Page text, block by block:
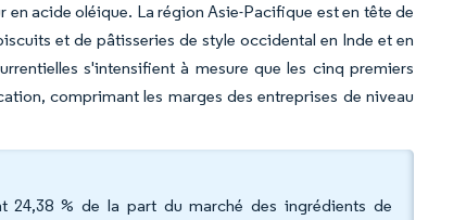
en acide oléique. La région Asie-Pacifique est en tête de
et de pâtisseries de style occidental en Inde et en
s'intensifient à mesure que les cinq premiers
comprimant les marges des entreprises de niveau
24,38 % de la part du marché des ingrédients de